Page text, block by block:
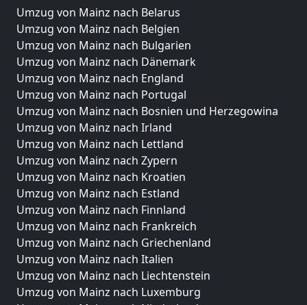
Umzug von Mainz nach Belarus
Umzug von Mainz nach Belgien
Umzug von Mainz nach Bulgarien
Umzug von Mainz nach Dänemark
Umzug von Mainz nach England
Umzug von Mainz nach Portugal
Umzug von Mainz nach Bosnien und Herzegowina
Umzug von Mainz nach Irland
Umzug von Mainz nach Lettland
Umzug von Mainz nach Zypern
Umzug von Mainz nach Kroatien
Umzug von Mainz nach Estland
Umzug von Mainz nach Finnland
Umzug von Mainz nach Frankreich
Umzug von Mainz nach Griechenland
Umzug von Mainz nach Italien
Umzug von Mainz nach Liechtenstein
Umzug von Mainz nach Luxemburg